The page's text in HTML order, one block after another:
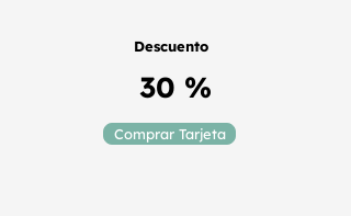
Descuento
30 %
Comprar Tarjeta